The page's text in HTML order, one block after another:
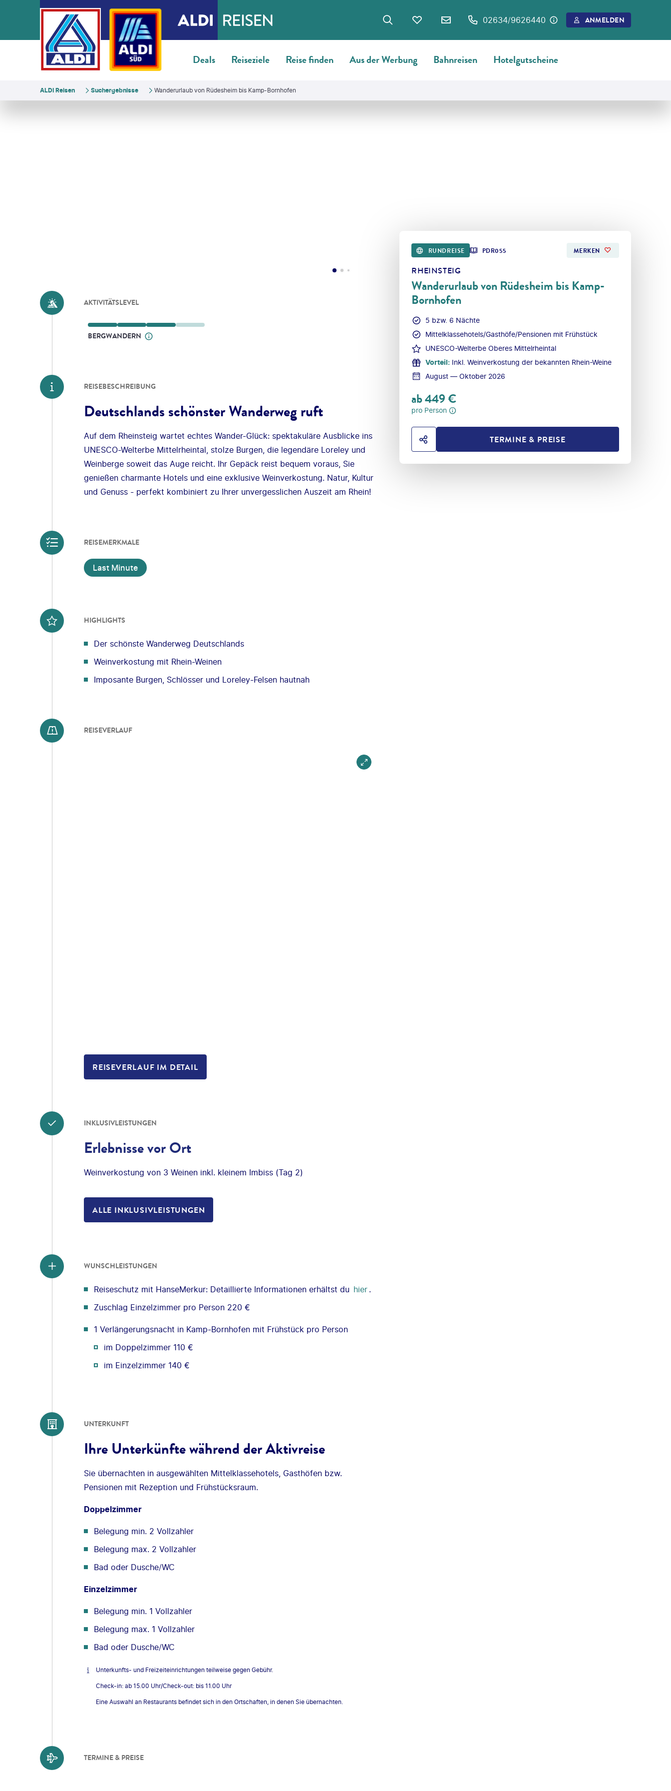
02634/9626440 ANMELDEN
Deals Reiseziele Reise finden Aus der Werbung Bahnreisen Hotelgutscheine
ALDI Reisen Suchergebnisse Wanderurlaub von Rüdesheim bis Kamp-Bornhofen
RUNDREISE PDR055 MERKEN
RHEINSTEIG
Wanderurlaub von Rüdesheim bis Kamp-
Bornhofen
5 bzw. 6 Nächte
Mittelklassehotels/Gasthöfe/Pensionen mit Frühstück
UNESCO-Welterbe Oberes Mittelrheintal
Vorteil: Inkl. Weinverkostung der bekannten Rhein-Weine
August — Oktober 2026
ab449€
pro Person
TERMINE & PREISE
AKTIVITÄTSLEVEL
BERGWANDERN
REISEBESCHREIBUNG
Deutschlands schönster Wanderweg ruft
Auf dem Rheinsteig wartet echtes Wander-Glück: spektakuläre Ausblicke ins
UNESCO-Welterbe Mittelrheintal, stolze Burgen, die legendäre Loreley und
Weinberge soweit das Auge reicht. Ihr Gepäck reist bequem voraus, Sie
genießen charmante Hotels und eine exklusive Weinverkostung. Natur, Kultur
und Genuss - perfekt kombiniert zu Ihrer unvergesslichen Auszeit am Rhein!
REISEMERKMALE
Last Minute
HIGHLIGHTS
Der schönste Wanderweg Deutschlands
Weinverkostung mit Rhein-Weinen
Imposante Burgen, Schlösser und Loreley-Felsen hautnah
REISEVERLAUF
REISEVERLAUF IM DETAIL
INKLUSIVLEISTUNGEN
Erlebnisse vor Ort
Weinverkostung von 3 Weinen inkl. kleinem Imbiss (Tag 2)
ALLE INKLUSIVLEISTUNGEN
WUNSCHLEISTUNGEN
Reiseschutz mit HanseMerkur: Detaillierte Informationen erhältst du hier .
Zuschlag Einzelzimmer pro Person 220 €
1 Verlängerungsnacht in Kamp-Bornhofen mit Frühstück pro Person
im Doppelzimmer 110 €
im Einzelzimmer 140 €
UNTERKUNFT
Ihre Unterkünfte während der Aktivreise
Sie übernachten in ausgewählten Mittelklassehotels, Gasthöfen bzw.
Pensionen mit Rezeption und Frühstücksraum.
Doppelzimmer
Belegung min. 2 Vollzahler
Belegung max. 2 Vollzahler
Bad oder Dusche/WC
Einzelzimmer
Belegung min. 1 Vollzahler
Belegung max. 1 Vollzahler
Bad oder Dusche/WC
Unterkunfts- und Freizeiteinrichtungen teilweise gegen Gebühr.
Check-in: ab 15.00 Uhr/Check-out: bis 11.00 Uhr
Eine Auswahl an Restaurants befindet sich in den Ortschaften, in denen Sie übernachten.
TERMINE & PREISE